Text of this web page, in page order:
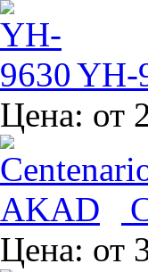
YH-
Цена: от
Цена: от